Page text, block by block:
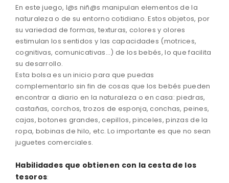
En este juego, l@s niñ@s manipulan elementos de la
naturaleza o de su entorno cotidiano. Estos objetos, por
su variedad de formas, texturas, colores y olores
estimulan los sentidos y las capacidades (motrices,
cognitivas, comunicativas...) de los bebés, lo que facilita
su desarrollo.
Esta bolsa es un inicio para que puedas
complementarlo sin fin de cosas que los bebés pueden
encontrar a diario en la naturaleza o en casa: piedras,
castañas, corchos, trozos de esponja, conchas, peines,
cajas, botones grandes, cepillos, pinceles, pinzas de la
ropa, bobinas de hilo, etc. Lo importante es que no sean
juguetes comerciales.
Habilidades que obtienen con la cesta de los
tesoros: